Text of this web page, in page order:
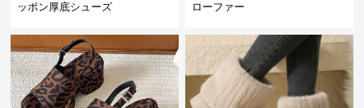
ッポン厚底シューズ
ローファー